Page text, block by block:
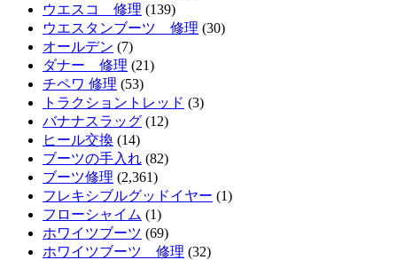
ウエスコ 修理 (139)
ウエスタンブーツ 修理 (30)
オールデン (7)
ダナー 修理 (21)
チペワ 修理 (53)
トラクショントレッド (3)
バナナスラッグ (12)
ヒール交換 (14)
ブーツの手入れ (82)
ブーツ修理 (2,361)
フレキシブルグッドイヤー (1)
フローシャイム (1)
ホワイツブーツ (69)
ホワイツブーツ 修理 (32)